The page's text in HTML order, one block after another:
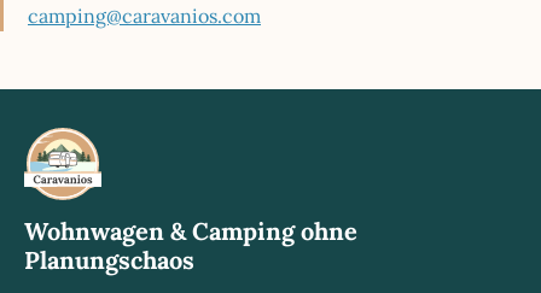
camping@caravanios.com
Wohnwagen & Camping ohne
Planungschaos